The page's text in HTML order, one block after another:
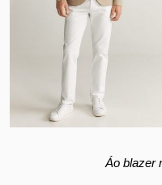
Áo blazer